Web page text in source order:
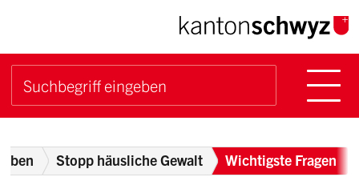
Navigieren im Kanton
Schnellnavigation
Suchbegriff
Breadcrumb
Stopp häusliche Gewalt Wichtigste Fragen